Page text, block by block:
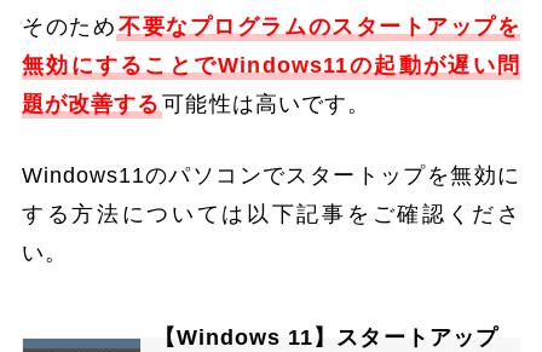
そのため 不要なプログラムのスタートアップを
無効にすることでWindows11の起動が遅い問
題が改善する 可能性は高いです。
Windows11のパソコンでスタートップを無効に
する方法については以下記事をご確認くださ
い。
【Windows 11】スタートアップ